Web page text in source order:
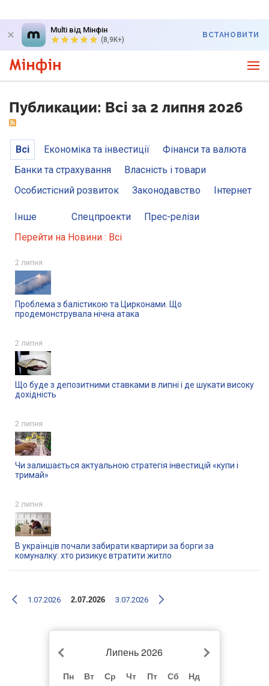
Multi від Мінфін
(8,9K+)
ВСТАНОВИТИ
Публикации: Всі за 2 липня 2026
Всі Економіка та інвестиції
Фінанси та валюта
Банки та страхування
Власність і товари
Особистісний розвиток
Законодавство Інтернет
Інше Спецпроекти
Прес-релізи
Перейти на Новини : Всі
2 липня
Проблема з балістикою та Цирконами. Що
продемонструвала нічна атака
2 липня
Що буде з депозитними ставками в липні і де шукати високу
дохідність
2 липня
Чи залишається актуальною стратегія інвестицій «купи і
тримай»
2 липня
В українців почали забирати квартири за борги за
комуналку: хто ризикує втратити житло
1.07.2026 2.07.2026 3.07.2026
Липень 2026
Пн Вт Ср Чт Пт Сб Нд